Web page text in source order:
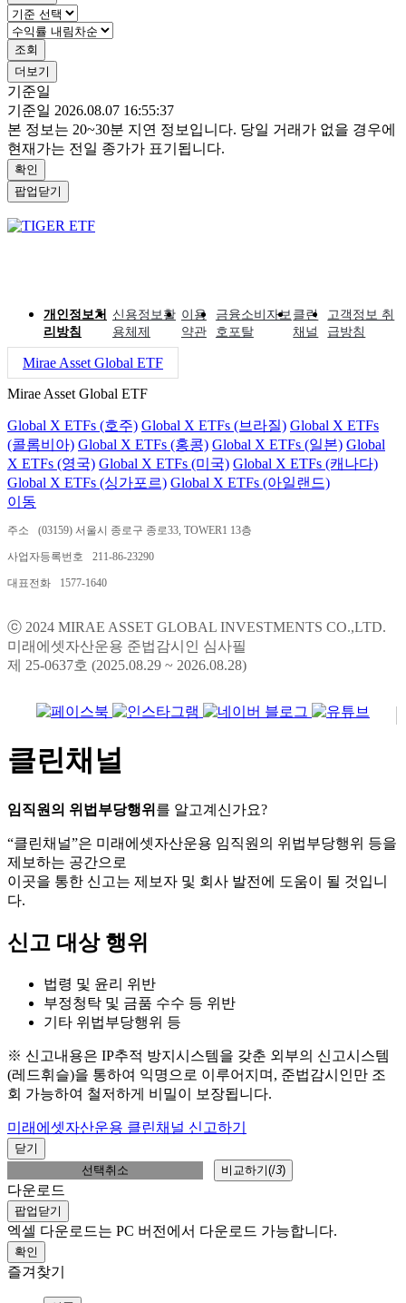
조회
더보기
기준일
기준일 2026.08.07 16:55:37
본 정보는 20~30분 지연 정보입니다. 당일 거래가 없을 경우에
현재가는 전일 종가가 표기됩니다.
확인
팝업닫기
개인정보처
리방침
신용정보활
용체제
이용
약관
금융소비자보
호포탈
클린
채널
고객정보 취
급방침
Mirae Asset Global ETF
Mirae Asset Global ETF
Global X ETFs (호주) Global X ETFs (브라질) Global X ETFs
(콜롬비아) Global X ETFs (홍콩) Global X ETFs (일본) Global
X ETFs (영국) Global X ETFs (미국) Global X ETFs (캐나다)
Global X ETFs (싱가포르) Global X ETFs (아일랜드)
이동
주소 (03159) 서울시 종로구 종로33, TOWER1 13층
사업자등록번호 211-86-23290
대표전화 1577-1640
ⓒ 2024 MIRAE ASSET GLOBAL INVESTMENTS CO.,LTD.
미래에셋자산운용 준법감시인 심사필
제 25-0637호 (2025.08.29 ~ 2026.08.28)
클린채널
임직원의 위법부당행위 를 알고계신가요?
“클린채널”은 미래에셋자산운용 임직원의 위법부당행위 등을
제보하는 공간으로
이곳을 통한 신고는 제보자 및 회사 발전에 도움이 될 것입니
다.
신고 대상 행위
법령 및 윤리 위반
부정청탁 및 금품 수수 등 위반
기타 위법부당행위 등
※ 신고내용은 IP추적 방지시스템을 갖춘 외부의 신고시스템
(레드휘슬)을 통하여 익명으로 이루어지며, 준법감시인만 조
회 가능하여 철저하게 비밀이 보장됩니다.
미래에셋자산운용 클린채널 신고하기
닫기
선택취소
비교하기(/3)
다운로드
팝업닫기
엑셀 다운로드는 PC 버전에서 다운로드 가능합니다.
확인
즐겨찾기